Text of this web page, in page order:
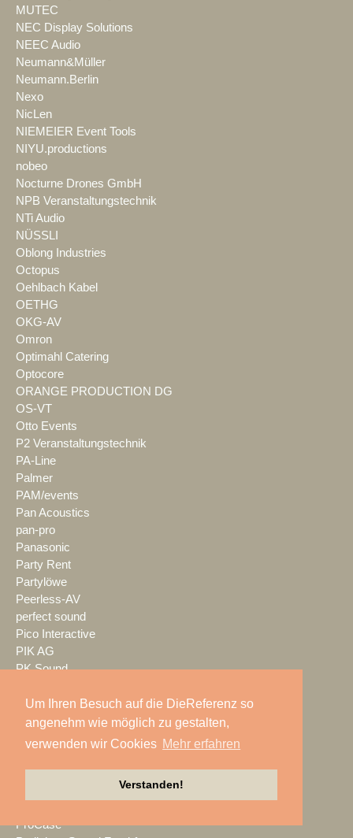
Um Ihren Besuch auf die DieReferenz so
angenehm wie möglich zu gestalten,
verwenden wir Cookies Mehr erfahren
Verstanden!
MUTEC
NEC Display Solutions
NEEC Audio
Neumann&Müller
Neumann.Berlin
Nexo
NicLen
NIEMEIER Event Tools
NIYU.productions
nobeo
Nocturne Drones GmbH
NPB Veranstaltungstechnik
NTi Audio
NÜSSLI
Oblong Industries
Octopus
Oehlbach Kabel
OETHG
OKG-AV
Omron
Optimahl Catering
Optocore
ORANGE PRODUCTION DG
OS-VT
Otto Events
P2 Veranstaltungstechnik
PA-Line
Palmer
PAM/events
Pan Acoustics
pan-pro
Panasonic
Party Rent
Partylöwe
Peerless-AV
perfect sound
Pico Interactive
PIK AG
PK Sound
Point Source Audio
POOLgroup
PowerLightsAugsburg
PRG
ProCase